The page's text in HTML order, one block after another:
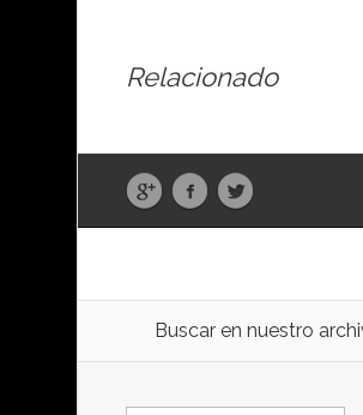
Relacionado
Buscar en nuestro
Buscar: